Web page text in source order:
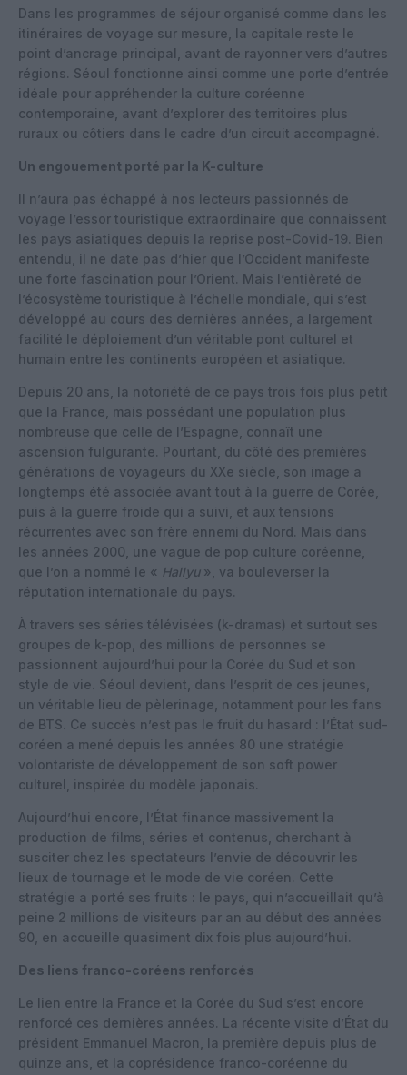
Dans les programmes de séjour organisé comme dans les
itinéraires de voyage sur mesure, la capitale reste le
point d’ancrage principal, avant de rayonner vers d’autres
régions. Séoul fonctionne ainsi comme une porte d’entrée
idéale pour appréhender la culture coréenne
contemporaine, avant d’explorer des territoires plus
ruraux ou côtiers dans le cadre d’un circuit accompagné.
Un engouement porté par la K-culture
Il n’aura pas échappé à nos lecteurs passionnés de
voyage l’essor touristique extraordinaire que connaissent
les pays asiatiques depuis la reprise post-Covid-19. Bien
entendu, il ne date pas d’hier que l’Occident manifeste
une forte fascination pour l’Orient. Mais l’entièreté de
l’écosystème touristique à l’échelle mondiale, qui s’est
développé au cours des dernières années, a largement
facilité le déploiement d’un véritable pont culturel et
humain entre les continents européen et asiatique.
Depuis 20 ans, la notoriété de ce pays trois fois plus petit
que la France, mais possédant une population plus
nombreuse que celle de l’Espagne, connaît une
ascension fulgurante. Pourtant, du côté des premières
générations de voyageurs du XXe siècle, son image a
longtemps été associée avant tout à la guerre de Corée,
puis à la guerre froide qui a suivi, et aux tensions
récurrentes avec son frère ennemi du Nord. Mais dans
les années 2000, une vague de pop culture coréenne,
que l’on a nommé le « Hallyu», va bouleverser la
réputation internationale du pays.
À travers ses séries télévisées (k-dramas) et surtout ses
groupes de k-pop, des millions de personnes se
passionnent aujourd’hui pour la Corée du Sud et son
style de vie. Séoul devient, dans l’esprit de ces jeunes,
un véritable lieu de pèlerinage, notamment pour les fans
de BTS. Ce succès n’est pas le fruit du hasard : l’État sud-
coréen a mené depuis les années 80 une stratégie
volontariste de développement de son soft power
culturel, inspirée du modèle japonais.
Aujourd’hui encore, l’État finance massivement la
production de films, séries et contenus, cherchant à
susciter chez les spectateurs l’envie de découvrir les
lieux de tournage et le mode de vie coréen. Cette
stratégie a porté ses fruits : le pays, qui n’accueillait qu’à
peine 2 millions de visiteurs par an au début des années
90, en accueille quasiment dix fois plus aujourd’hui.
Des liens franco-coréens renforcés
Le lien entre la France et la Corée du Sud s’est encore
renforcé ces dernières années. La récente visite d’État du
président Emmanuel Macron, la première depuis plus de
quinze ans, et la coprésidence franco-coréenne du